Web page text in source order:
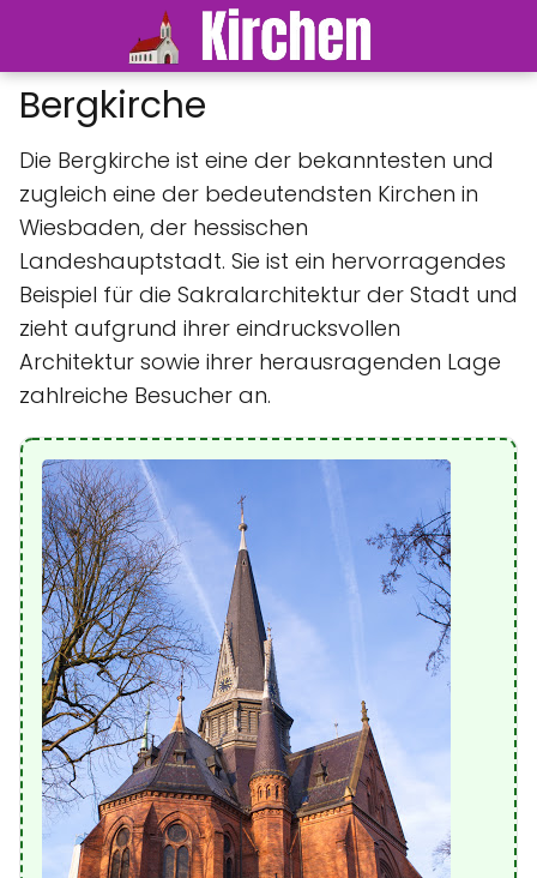
Bergkirche
Die Bergkirche ist eine der bekanntesten und
zugleich eine der bedeutendsten Kirchen in
Wiesbaden, der hessischen
Landeshauptstadt. Sie ist ein hervorragendes
Beispiel für die Sakralarchitektur der Stadt und
zieht aufgrund ihrer eindrucksvollen
Architektur sowie ihrer herausragenden Lage
zahlreiche Besucher an.